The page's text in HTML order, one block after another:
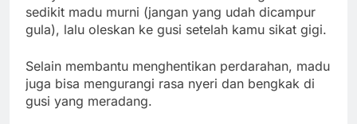
sedikit madu murni (jangan yang udah dicampur
gula), lalu oleskan ke gusi setelah kamu sikat gigi.
Selain membantu menghentikan perdarahan, madu
juga bisa mengurangi rasa nyeri dan bengkak di
gusi yang meradang.